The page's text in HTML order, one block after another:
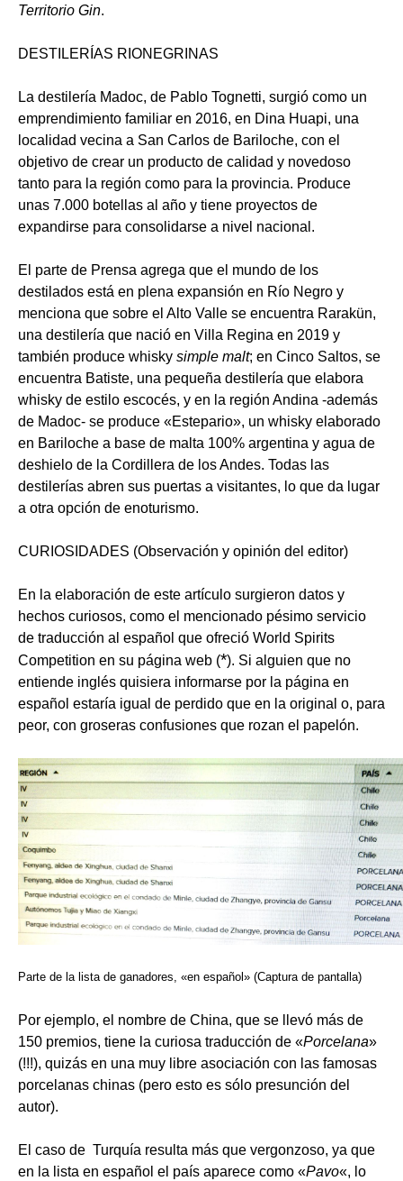
Territorio Gin.
DESTILERÍAS RIONEGRINAS
La destilería Madoc, de Pablo Tognetti, surgió como un
emprendimiento familiar en 2016, en Dina Huapi, una
localidad vecina a San Carlos de Bariloche, con el
objetivo de crear un producto de calidad y novedoso
tanto para la región como para la provincia. Produce
unas 7.000 botellas al año y tiene proyectos de
expandirse para consolidarse a nivel nacional.
El parte de Prensa agrega que el mundo de los
destilados está en plena expansión en Río Negro y
menciona que sobre el Alto Valle se encuentra Rarakün,
una destilería que nació en Villa Regina en 2019 y
también produce whisky simple malt; en Cinco Saltos, se
encuentra Batiste, una pequeña destilería que elabora
whisky de estilo escocés, y en la región Andina -además
de Madoc- se produce «Estepario», un whisky elaborado
en Bariloche a base de malta 100% argentina y agua de
deshielo de la Cordillera de los Andes. Todas las
destilerías abren sus puertas a visitantes, lo que da lugar
a otra opción de enoturismo.
CURIOSIDADES (Observación y opinión del editor)
En la elaboración de este artículo surgieron datos y
hechos curiosos, como el mencionado pésimo servicio
de traducción al español que ofreció World Spirits
Competition en su página web (*). Si alguien que no
entiende inglés quisiera informarse por la página en
español estaría igual de perdido que en la original o, para
peor, con groseras confusiones que rozan el papelón.
Parte de la lista de ganadores, «en español» (Captura de pantalla)
Por ejemplo, el nombre de China, que se llevó más de
150 premios, tiene la curiosa traducción de «Porcelana»
(!!!), quizás en una muy libre asociación con las famosas
porcelanas chinas (pero esto es sólo presunción del
autor).
El caso de Turquía resulta más que vergonzoso, ya que
en la lista en español el país aparece como «Pavo«, lo